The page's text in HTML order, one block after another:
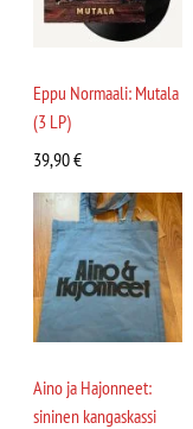
Eppu Normaali: Mutala
(3 LP)
39,90€
Aino ja Hajonneet:
sininen kangaskassi